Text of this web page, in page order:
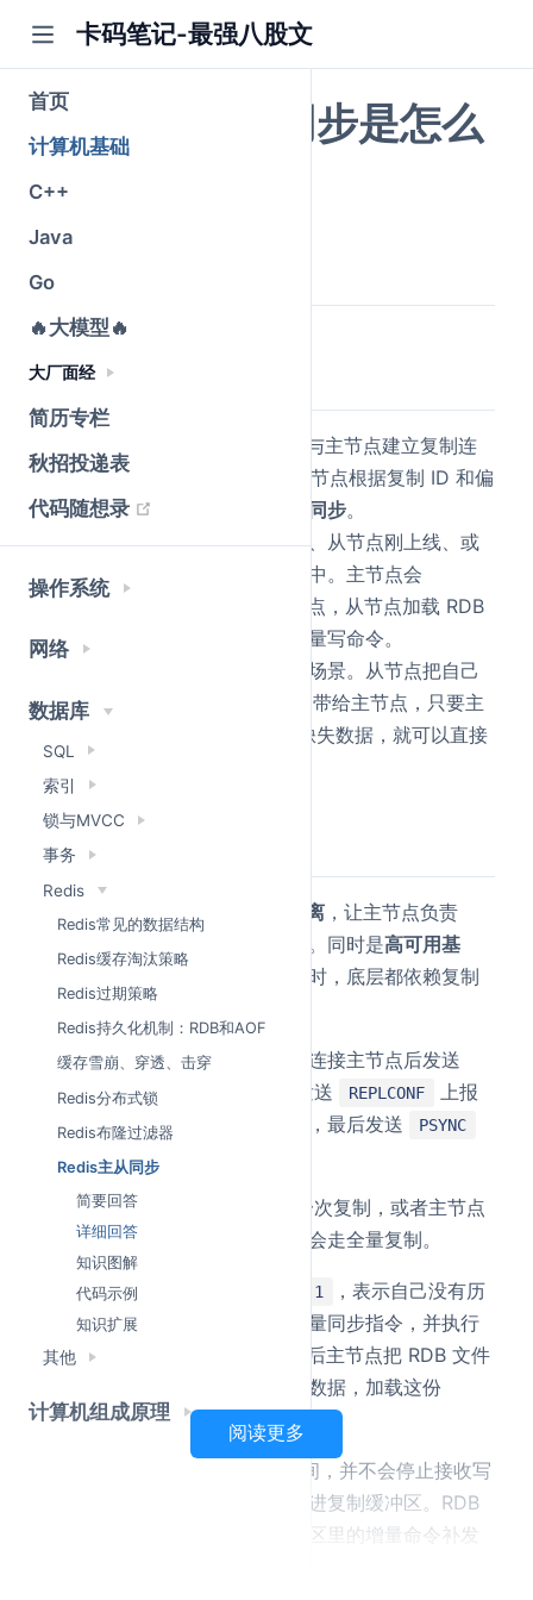
卡码笔记-最强八股文
首页
计算机基础
C++
Java
Go
🔥大模型🔥
大厂面经
简历专栏
秋招投递表
代码随想录
(opens new window)
操作系统
网络
数据库
SQL
索引
锁与MVCC
事务
Redis
Redis常见的数据结构
Redis缓存淘汰策略
Redis过期策略
Redis持久化机制：RDB和AOF
缓存雪崩、穿透、击穿
Redis分布式锁
Redis布隆过滤器
Redis主从同步
简要回答
详细回答
知识图解
代码示例
知识扩展
其他
计算机组成原理
Redis的主从同步是怎么
实现的？
简要回答
Redis 的主从同步就是从节点与主节点建立复制连
接后，发送
请求，主节点根据复制 ID 和偏
移量决定走
增量同步。
全量同步一般发生在首次复制、从节点刚上线、或
者增量数据已经追不上的场景中。主节点会
生成 RDB 发给从节点，从节点加载 RDB
后，再接收这段时间积压的增量写命令。
发生在短暂断线重连场景。从节点把自己
记住的
带给主节点，只要主
节点的 backlog 里还保留着缺失数据，就可以直接
补发，不必重新全量复制。
详细回答
Redis 主从同步实现了 读写分离 ，让主节点负责
写，从节点可以分担读的流量。同时是高可用基
，在哨兵和集群做故障转移时，底层都依赖复制
链路。
复制连接建立 的过程是从节点连接主节点后发送
PING 确认链路可用，然后发送 REPLCONF
上报
自己的监听端口、能力等信息，最后发送
PSYNC
请求同步数据。
全量同步流程：
当从节点第一次复制，或者主节点
发现无法做部分重同步时，就会走全量复制。
首先由从节点发送 PSYNC ? -1
，表示自己没有历
史复制上下文。主节点回复全量同步指令，并执行
BGSAVE
生成 RDB 快照。然后主节点把 RDB 文件
发送给从节点。从节点清空旧数据，加载这份
RDB。
主节点在生成和发送 RDB 期间，并不会停止接收写
请求，而是把新增写命令先写进复制缓冲区。RDB
发送完成后，主节点再把缓冲区里的增量命令补发
阅读更多